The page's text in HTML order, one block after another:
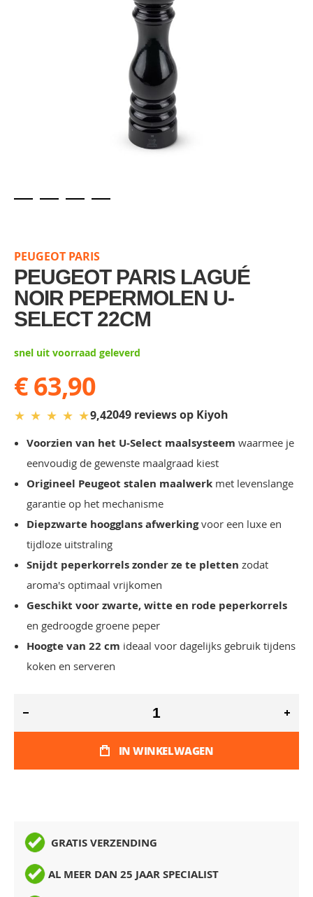
beginning
of
the
images
gallery
PEUGEOT PARIS
PEUGEOT PARIS LAGUÉ
NOIR PEPERMOLEN U-
SELECT 22CM
snel uit voorraad geleverd
€ 63,90
★ ★ ★ ★ ★9,42049 reviews op Kiyoh
Voorzien van het U-Select maalsysteem waarmee je
eenvoudig de gewenste maalgraad kiest
Origineel Peugeot stalen maalwerk met levenslange
garantie op het mechanisme
Diepzwarte hoogglans afwerkingvoor een luxe en
tijdloze uitstraling
Snijdt peperkorrels zonder ze te pletten zodat
aroma's optimaal vrijkomen
Geschikt voor zwarte, witte en rode peperkorrels
en gedroogde groene peper
Hoogte van 22 cm ideaal voor dagelijks gebruik tijdens
koken en serveren
IN WINKELWAGEN
GRATIS VERZENDING
AL MEER DAN 25 JAAR SPECIALIST